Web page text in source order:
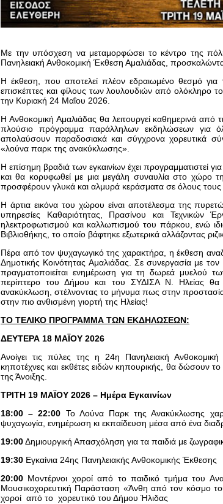
Με την υπόσχεση να μεταμορφώσει το κέντρο της
Πανηλειακή Ανθοκομική Έκθεση Αμαλιάδας,
Η έκθεση, που αποτελεί πλέον εδραιωμένο θεσμό για
επισκέπτες και φίλους των λουλουδιών από ολόκληρο
την Κυριακή 24 Μαΐου 2026.
Η Ανθοκομική Αμαλιάδας θα λειτουργεί καθημερινά
πλούσιο πρόγραμμα παράλληλων εκδηλώσεων για
απολαύσουν παραδοσιακά και σύγχρονα χορευτικά
«λούνα παρκ της ανακύκλωσης».
Η επίσημη βραδιά των εγκαινίων έχει προγραμματιστεί
και θα κορυφωθεί με μια μεγάλη συναυλία στο χώρο
προσφέρουν γλυκά και αλμυρά κεράσματα σε όλους τους
Η άρτια εικόνα του χώρου είναι αποτέλεσμα της
υπηρεσίες Καθαριότητας, Πρασίνου και Τεχνικών
ηλεκτροφωτισμού και καλλωπισμού του πάρκου, ενώ
Βιβλιοθήκης, το οποίο βάφτηκε εξωτερικά αλλάζοντας
Πέρα από τον ψυχαγωγικό της χαρακτήρα, η έκθεση
Δημοτικής Κοινότητας Αμαλιάδας. Σε συνεργασία με
πραγματοποιείται ενημέρωση για τη δωρεά μυελού
περίπτερο του Δήμου και του ΣΥΔΙΣΑ Ν. Ηλείας θα
ανακύκλωση, στέλνοντας το μήνυμα πως στην
στην πιο ανθισμένη γιορτή της Ηλείας!
ΤΟ ΤΕΛΙΚΟ ΠΡΟΓΡΑΜΜΑ ΤΩΝ ΕΚΔΗΛΩΣΕΩΝ:
ΔΕΥΤΕΡΑ 18 ΜΑΪΟΥ 2026
Ανοίγει τις πύλες της η 24η Πανηλειακή
κηποτέχνες και εκθέτες ειδών κηπουρικής, θα δώσουν
της Άνοιξης.
ΤΡΙΤΗ 19 ΜΑΪΟΥ 2026 – Ημέρα Εγκαινίων
18:00 – 22:00 Το Λούνα Παρκ της Ανακύκλωσης
ψυχαγωγία, ενημέρωση κι εκπαίδευση μέσα από ένα
19:00Δημιουργική Απασχόληση για τα παιδιά με
19:30 Εγκαίνια 24ης Πανηλειακής Ανθοκομικής Έκθεσης
20:00 Μοντέρνοι χοροί από το παιδικό τμήμα του
Μουσικοχορευτική Παράσταση «Άνθη από τον κόσμο
χοροί από το χορευτικό του Δήμου Ήλιδας